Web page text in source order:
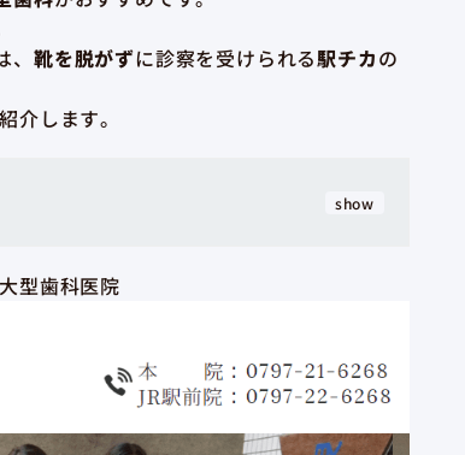
靴を脱がずに診察を受けられる駅チカの
介します。
show
型歯科医院